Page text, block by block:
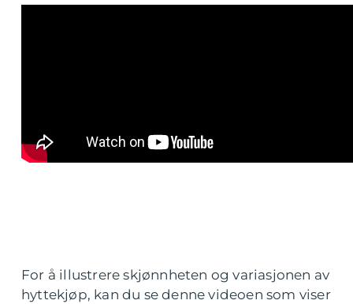
For å illustrere skjønnheten og variasjonen av
hyttekjøp, kan du se denne videoen som viser